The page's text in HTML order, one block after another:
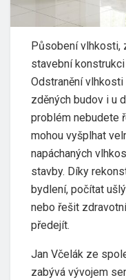
Působení vlhkosti,
stavební
Odstranění vlhkosti
zděných budov i u
problém nebudete
mohou vyšplhat
napáchaných
stavby. Díky
bydlení, počítat
nebo řešit
předejít.
Jan Včelák ze
zabývá vývojem